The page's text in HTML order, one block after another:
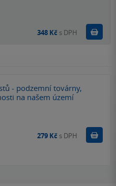
348 Kč s DPH
- podzemní továrny,
na našem území
279 Kč s DPH Koupit